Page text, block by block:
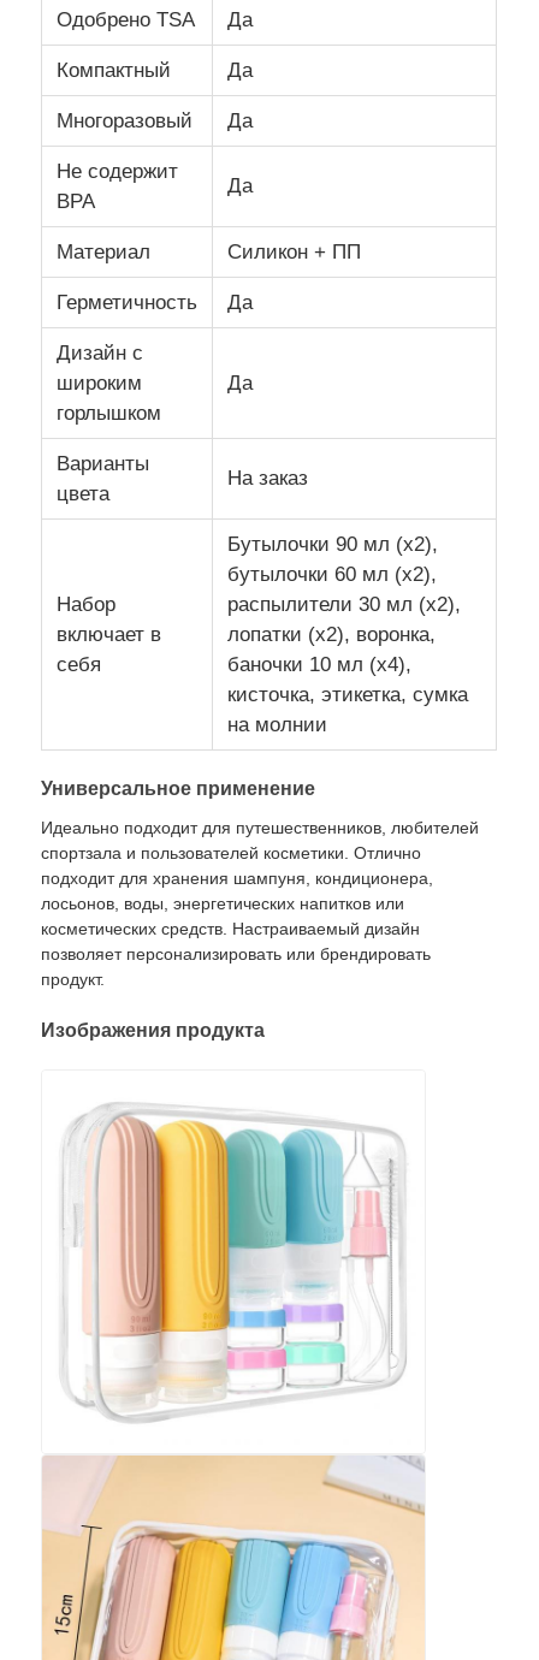
Силиконовый путевой бан
Силиконовая складная бутылка для воды
Силиконовые кухонные изделия
Изделия из силиконовой резины
Одобрено TSA Да
Компактный Да
Многоразовый Да
Не содержит
BPA
Да
Материал Силикон + ПП
Герметичность Да
Дизайн с
широким
горлышком
Да
Варианты
цвета
На заказ
Набор
включает в
себя
Бутылочки 90 мл (x2),
бутылочки 60 мл (x2),
распылители 30 мл (x2),
лопатки (x2), воронка,
баночки 10 мл (x4),
кисточка, этикетка, сумка
на молнии
Универсальное применение
Идеально подходит для путешественников, любителей
спортзала и пользователей косметики. Отлично
подходит для хранения шампуня, кондиционера,
лосьонов, воды, энергетических напитков или
косметических средств. Настраиваемый дизайн
позволяет персонализировать или брендировать
продукт.
Изображения продукта